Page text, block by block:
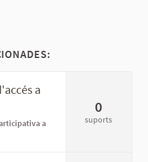
Temes transversals
a
a
0
suports